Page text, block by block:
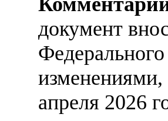
документ
апреля 2026